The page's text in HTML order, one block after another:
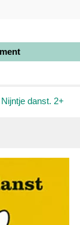
Nijntje danst. 2+